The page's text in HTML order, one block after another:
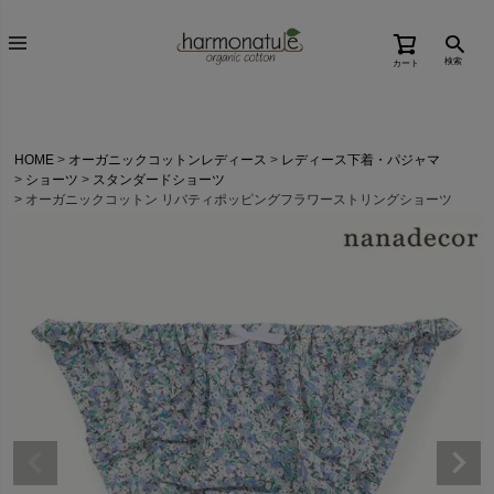
カート 検索
HOME オーガニックコットンレディース
レディース下着・パジャマ
ショーツ
スタンダードショーツ
オーガニックコットン リバティポッピングフラワーストリングショーツ